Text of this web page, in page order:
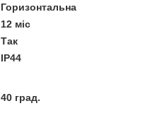
Горизонтальна
12 міс
Так
IP44
40 град.